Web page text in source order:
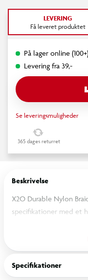
LEVERING
Få leveret produktet
På lager online
Levering fra 39,-
Se leveringsmuligheder
365 dages returret
Beskrivelse
X2O Durable Nylon
specifikationer med et
Flettet nylon skaber et
over en lang periode.
ekstra lang
kabel udstyret til
Specifikationer